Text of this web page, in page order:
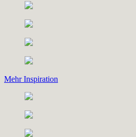
Mehr Inspiration